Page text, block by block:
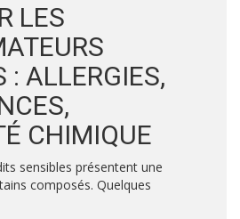
LES
: ALLERGIES,
CHIMIQUE
sensibles présentent une
composés. Quelques